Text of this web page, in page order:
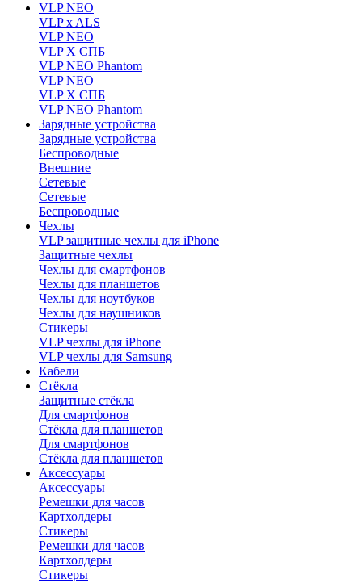
VLP NEO
VLP x ALS
VLP NEO
VLP X СПБ
VLP NEO Phantom
VLP NEO
VLP X СПБ
VLP NEO Phantom
Зарядные устройства
Зарядные устройства
Беспроводные
Внешние
Сетевые
Сетевые
Беспроводные
Чехлы
VLP защитные чехлы для iPhone
Защитные чехлы
Чехлы для смартфонов
Чехлы для планшетов
Чехлы для ноутбуков
Чехлы для наушников
Стикеры
VLP чехлы для iPhone
VLP чехлы для Samsung
Кабели
Стёкла
Защитные стёкла
Для смартфонов
Стёкла для планшетов
Для смартфонов
Стёкла для планшетов
Аксессуары
Аксессуары
Ремешки для часов
Картхолдеры
Стикеры
Ремешки для часов
Картхолдеры
Стикеры